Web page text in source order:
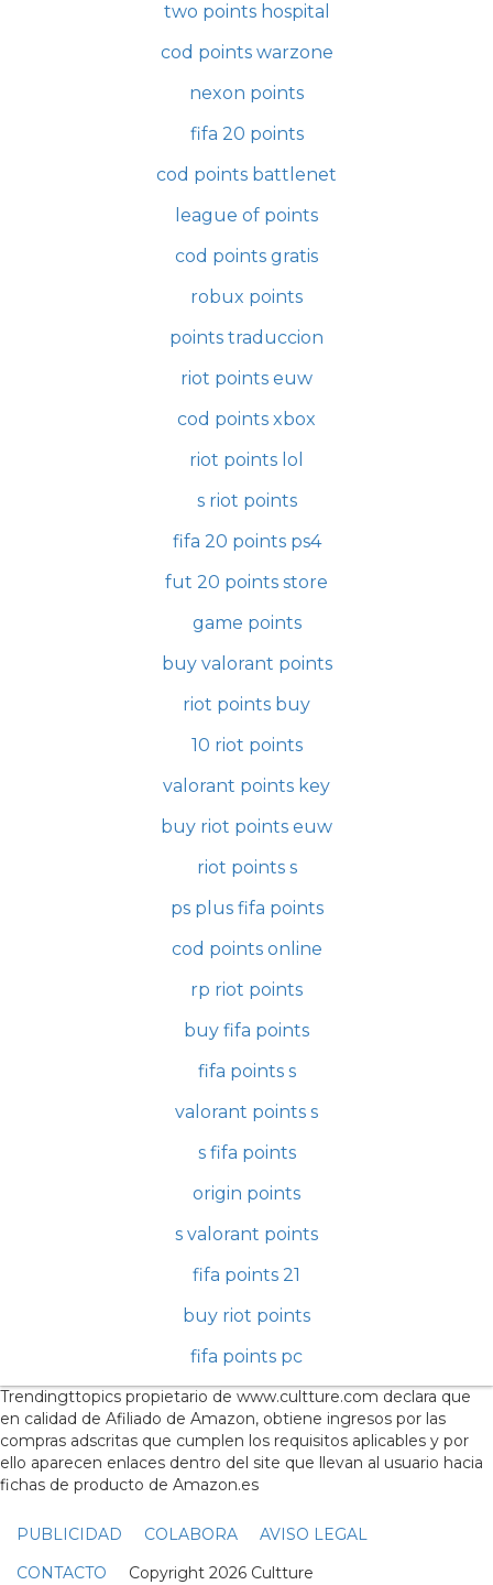
two points hospital
cod points warzone
nexon points
fifa 20 points
cod points battlenet
league of points
cod points gratis
robux points
points traduccion
riot points euw
cod points xbox
riot points lol
s riot points
fifa 20 points ps4
fut 20 points store
game points
buy valorant points
riot points buy
10 riot points
valorant points key
buy riot points euw
riot points s
ps plus fifa points
cod points online
rp riot points
buy fifa points
fifa points s
valorant points s
s fifa points
origin points
s valorant points
fifa points 21
buy riot points
fifa points pc
Trendingttopics propietario de www.cultture.com declara que
en calidad de Afiliado de Amazon, obtiene ingresos por las
compras adscritas que cumplen los requisitos aplicables y por
ello aparecen enlaces dentro del site que llevan al usuario hacia
fichas de producto de Amazon.es
PUBLICIDAD COLABORA
AVISO LEGAL
CONTACTO Copyright 2026 Cultture